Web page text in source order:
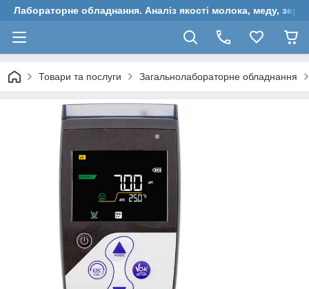
Лабораторне обладнання. Аналіз якості молока, меду, зерна
Товари та послуги Загальнолабораторне обладнання